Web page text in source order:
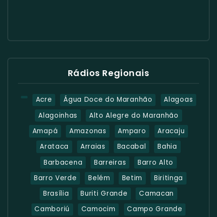
Rádios Regionais
Acre Água Doce do Maranhão
Alagoas
Alagoinhas
Alto Alegre do Maranhão
Amapá
Amazonas Amparo
Aracaju
Arataca
Arraias Bacabal
Bahia
Barbacena
Barreiras
Barro Alto
Barro Verde
Belém Betim
Biritinga
Brasília
Buriti Grande
Camacan
Camboriú
Camocim Campo Grande